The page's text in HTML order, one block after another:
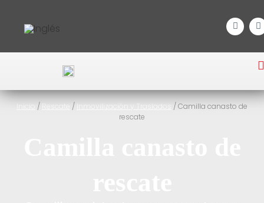
Inicio / Rescate / Inmovilización y Traslados / Camilla canasto de
rescate